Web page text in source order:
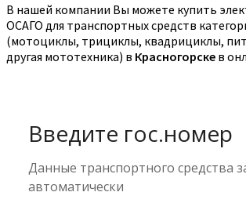
В нашей компании Вы можете купить
ОСАГО для транспортных средств
(мотоциклы, трициклы, квадрициклы,
другая мототехника) в Красногорске в